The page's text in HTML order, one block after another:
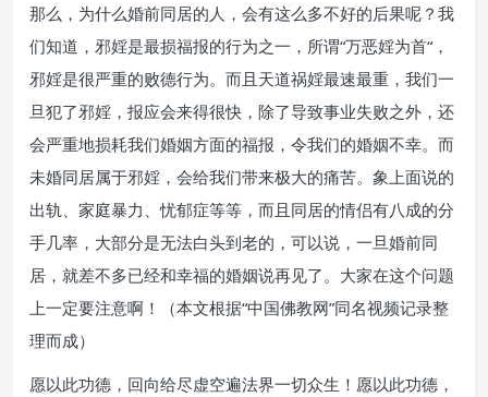
那么，为什么婚前同居的人，会有这么多不好的后果呢？我
们知道，邪婬是最损福报的行为之一，所谓“万恶婬为首“，
邪婬是很严重的败德行为。而且天道祸婬最速最重，我们一
旦犯了邪婬，报应会来得很快，除了导致事业失败之外，还
会严重地损耗我们婚姻方面的福报，令我们的婚姻不幸。而
未婚同居属于邪婬，会给我们带来极大的痛苦。象上面说的
出轨、家庭暴力、忧郁症等等，而且同居的情侣有八成的分
手几率，大部分是无法白头到老的，可以说，一旦婚前同
居，就差不多已经和幸福的婚姻说再见了。大家在这个问题
上一定要注意啊！（本文根据“中国佛教网”同名视频记录整
理而成）
愿以此功德，回向给尽虚空遍法界一切众生！愿以此功德，